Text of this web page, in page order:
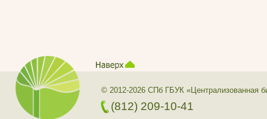
© 2012-2026 СПб ГБУК «Централизованная
(812) 209-10-41